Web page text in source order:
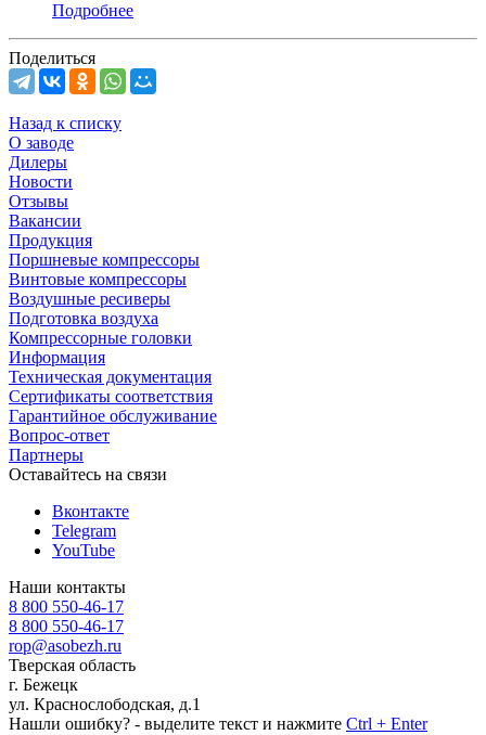
Подробнее
Поделиться
Назад к списку
О заводе
Дилеры
Новости
Отзывы
Вакансии
Продукция
Поршневые компрессоры
Винтовые компрессоры
Воздушные ресиверы
Подготовка воздуха
Компрессорные головки
Информация
Техническая документация
Сертификаты соответствия
Гарантийное обслуживание
Вопрос-ответ
Партнеры
Оставайтесь на связи
Вконтакте
Telegram
YouTube
Наши контакты
8 800 550-46-17
8 800 550-46-17
rop@asobezh.ru
Тверская область
г. Бежецк
ул. Краснослободская, д.1
Нашли ошибку? - выделите текст и нажмите Ctrl + Enter